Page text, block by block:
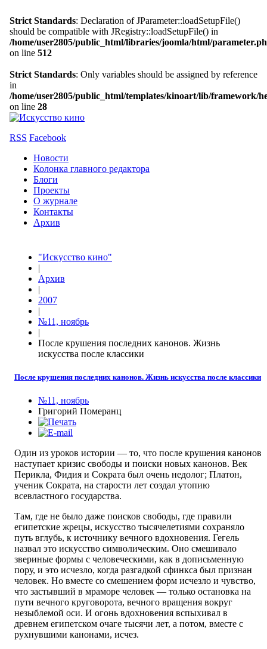
Strict Standards: Declaration of JParameter::loadSetupFile()
should be compatible with JRegistry::loadSetupFile() in
/home/user2805/public_html/libraries/joomla/html/
on line 512
Strict Standards: Only variables should be assigned by reference
in
/home/user2805/public_html/templates/kinoart/lib/framework/
on line 28
RSS Facebook
Новости
Колонка главного редактора
Блоги
Проекты
О журнале
Контакты
Архив
"Искусство кино"
|
Архив
|
2007
|
№11, ноябрь
|
После крушения последних канонов. Жизнь
искусства после классики
После крушения последних канонов. Жизнь искусства после классики
№11, ноябрь
Григорий Померанц
Один из уроков истории — то, что после крушения канонов
наступает кризис свободы и поиски новых канонов. Век
Перикла, Фидия и Сократа был очень недолог; Платон,
ученик Сократа, на старости лет создал утопию
всевластного государства.
Там, где не было даже поисков свободы, где правили
египетские жрецы, искусство тысячелетиями сохраняло
путь вглубь, к источнику вечного вдохновения. Гегель
назвал это искусство символическим. Оно смешивало
звериные формы с человеческими, как в дописьменную
пору, и это исчезло, когда разгадкой сфинкса был признан
человек. Но вместе со смешением форм исчезло и чувство,
что застывший в мраморе человек — только остановка на
пути вечного круговорота, вечного вращения вокруг
незыблемой оси. И огонь вдохновения вспыхивал в
древнем египетском очаге тысячи лет, а потом, вместе с
рухнувшими канонами, исчез.